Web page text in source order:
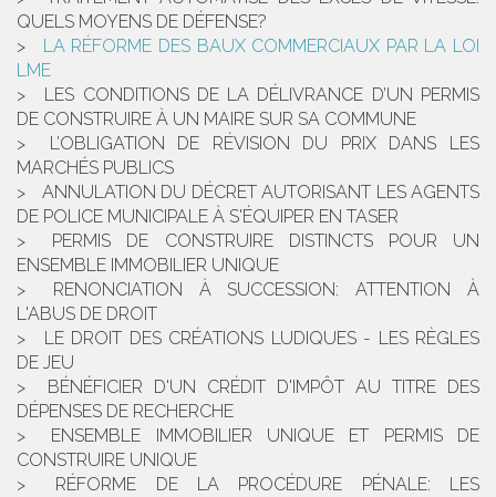
QUELS MOYENS DE DÉFENSE?
LA RÉFORME DES BAUX COMMERCIAUX PAR LA LOI
LME
LES CONDITIONS DE LA DÉLIVRANCE D’UN PERMIS
DE CONSTRUIRE À UN MAIRE SUR SA COMMUNE
L’OBLIGATION DE RÉVISION DU PRIX DANS LES
MARCHÉS PUBLICS
ANNULATION DU DÉCRET AUTORISANT LES AGENTS
DE POLICE MUNICIPALE À S'ÉQUIPER EN TASER
PERMIS DE CONSTRUIRE DISTINCTS POUR UN
ENSEMBLE IMMOBILIER UNIQUE
RENONCIATION À SUCCESSION: ATTENTION À
L'ABUS DE DROIT
LE DROIT DES CRÉATIONS LUDIQUES - LES RÈGLES
DE JEU
BÉNÉFICIER D'UN CRÉDIT D'IMPÔT AU TITRE DES
DÉPENSES DE RECHERCHE
ENSEMBLE IMMOBILIER UNIQUE ET PERMIS DE
CONSTRUIRE UNIQUE
RÉFORME DE LA PROCÉDURE PÉNALE: LES